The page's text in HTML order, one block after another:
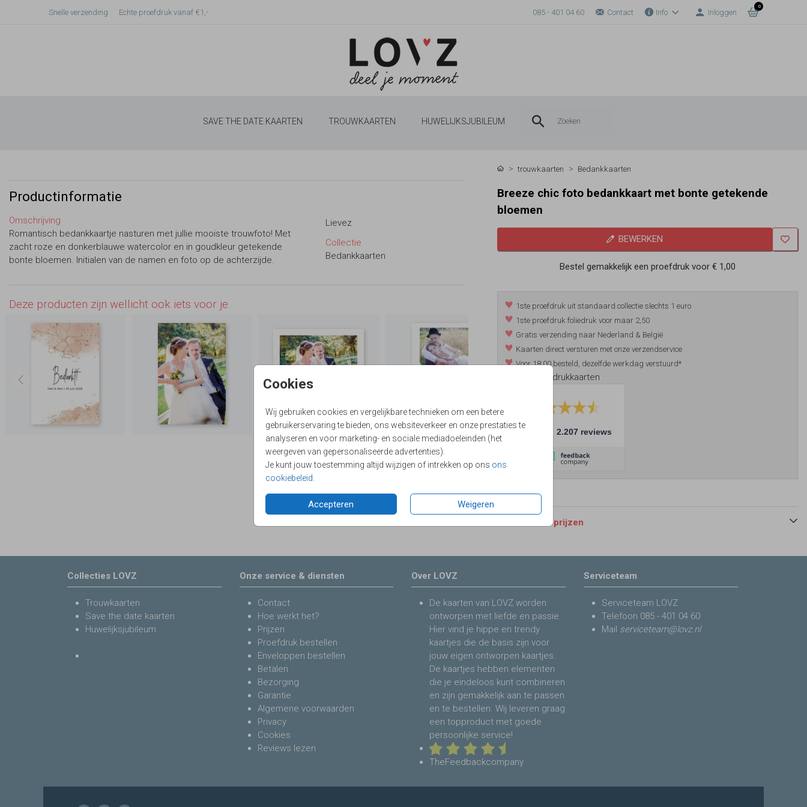
Snelle verzending Echte proefdruk vanaf €1,- 085 - 401 04 60 Contact Info Inloggen
0
SAVE THE DATE KAARTEN TROUWKAARTEN HUWELIJKSJUBILEUM
Cookies
Wij gebruiken cookies en vergelijkbare technieken om een betere
gebruikerservaring te bieden, ons websiteverkeer en onze prestaties te
analyseren en voor marketing- en sociale mediadoeleinden (het
weergeven van gepersonaliseerde advertenties).
Je kunt jouw toestemming altijd wijzigen of intrekken op ons ons
cookiebeleid
Accepteren Weigeren
Productinformatie
Omschrijving
Romantisch bedankkaartje nasturen met jullie mooiste trouwfoto! Met
zacht roze en donkerblauwe watercolor en in goudkleur getekende
bonte bloemen. Initialen van de namen en foto op de achterzijde.
Lievez
Collectie
Bedankkaarten
Deze producten zijn wellicht ook iets voor je
trouwkaarten Bedankkaarten
Breeze chic foto bedankkaart met bonte getekende
bloemen
BEWERKEN
Bestel gemakkelijk een proefdruk voor€ 1,00
1ste proefdruk uit standaard collectie slechts 1 euro
1ste proefdruk foliedruk voor maar 2,50
Gratis verzending naar Nederland & België
Kaarten direct versturen met onze verzendservice
Voor 18:00 besteld, dezelfde werkdag verstuurd*
*m.u.v. foliedrukkaarten
9.4 2.207 reviews
Formaten en prijzen
Collecties LOVZ
Trouwkaarten
Save the date kaarten
Huwelijksjubileum
Onze service & diensten
Contact
Hoe werkt het?
Prijzen
Proefdruk bestellen
Enveloppen bestellen
Betalen
Bezorging
Garantie
Algemene voorwaarden
Privacy
Cookies
Reviews lezen
Over LOVZ
De kaarten van LOVZ worden
ontworpen met liefde en passie.
Hier vind je hippe en trendy
kaartjes die de basis zijn voor
jouw eigen ontworpen kaartjes.
De kaartjes hebben elementen
die je eindeloos kunt combineren
en zijn gemakkelijk aan te passen
en te bestellen. Wij leveren graag
een topproduct met goede
persoonlijke service!
TheFeedbackcompany
Serviceteam
Serviceteam LOVZ
Telefoon 085 - 401 04 60
Mail serviceteam@lovz.nl